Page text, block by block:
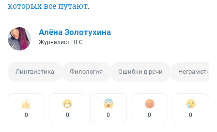
которых все путают.
Алёна Золотухина
Журналист НГС
Лингвистика Филология Ошибки в речи
0 0 0 0 0